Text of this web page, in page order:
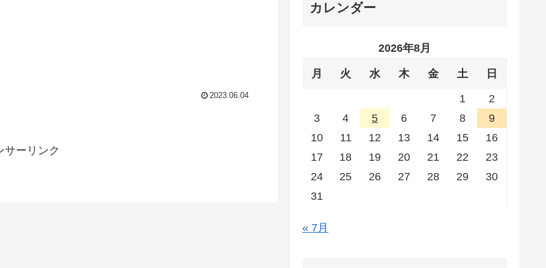
2023.06.04
サーリンク
カレンダー
2026年8月
月 火 水 木 金 土 日
1
2
3
4 5 6 7 8
9
10
11 12 13 14 15
16
17
18 19 20 21 22
23
24
25 26 27 28 29
30
31
« 7月